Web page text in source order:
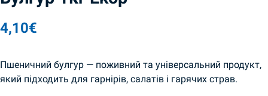
4,10€
Пшеничний булгур — поживний та універсальний продукт,
який підходить для гарнірів, салатів і гарячих страв.